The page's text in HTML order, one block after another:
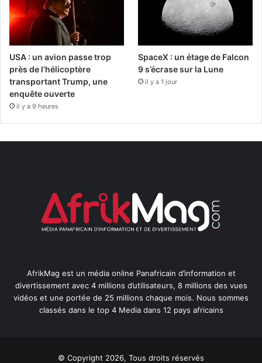
USA : un avion passe trop
près de l’hélicoptère
transportant Trump, une
enquête ouverte
il y a 9 heures
SpaceX : un étage de Falcon
9 s’écrase sur la Lune
il y a 1 jour
AfrikMag est un média online Panafricain d’information et
divertissement avec 4 millions d’utilisateurs, 8 millions des vues
vidéos et une portée de 25 millions chaque mois. Nous sommes
classés dans le top 4 Media dans 12 pays africains
© Copyright 2026, Tous droits réservés